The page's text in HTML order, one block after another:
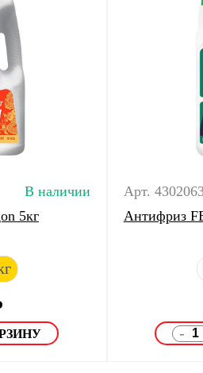
В наличии
5кг
Арт.
Антифриз
-